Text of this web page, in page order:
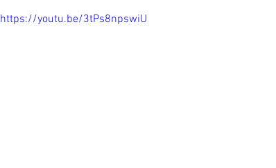
https://youtu.be/3tPs8npswiU